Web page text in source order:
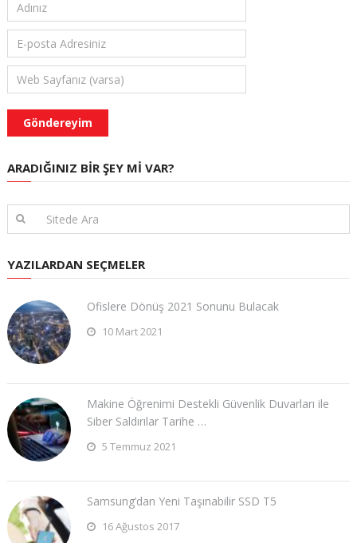
ARADIĞINIZ BIR ŞEY MI VAR?
YAZILARDAN SEÇMELER
Ofislere Dönüş 2021 Sonunu Bulacak
10 Mart 2021
Makine Öğrenimi Destekli Güvenlik Duvarları ile
Siber Saldırılar Tarihe …
5 Temmuz 2021
Samsung’dan Yeni Taşınabilir SSD T5
16 Ağustos 2017